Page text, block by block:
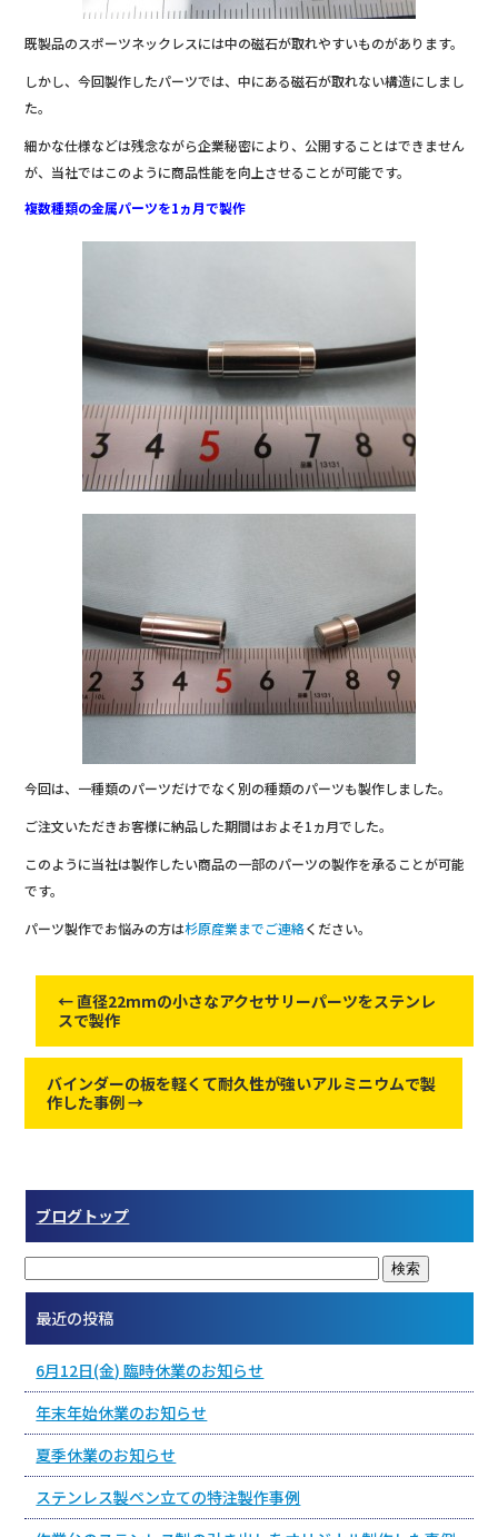
既製品のスポーツネックレスには中の磁石が取れやすいものがあります。
しかし、今回製作したパーツでは、中にある磁石が取れない構造にしまし
た。
細かな仕様などは残念ながら企業秘密により、公開することはできません
が、当社ではこのように商品性能を向上させることが可能です。
複数種類の金属パーツを1ヵ月で製作
今回は、一種類のパーツだけでなく別の種類のパーツも製作しました。
ご注文いただきお客様に納品した期間はおよそ1ヵ月でした。
このように当社は製作したい商品の一部のパーツの製作を承ることが可能
です。
パーツ製作でお悩みの方は杉原産業までご連絡ください。
←直径22mmの小さなアクセサリーパーツをステンレ
スで製作
バインダーの板を軽くて耐久性が強いアルミニウムで製
作した事例→
ブログトップ
最近の投稿
6月12日(金) 臨時休業のお知らせ
年末年始休業のお知らせ
夏季休業のお知らせ
ステンレス製ペン立ての特注製作事例